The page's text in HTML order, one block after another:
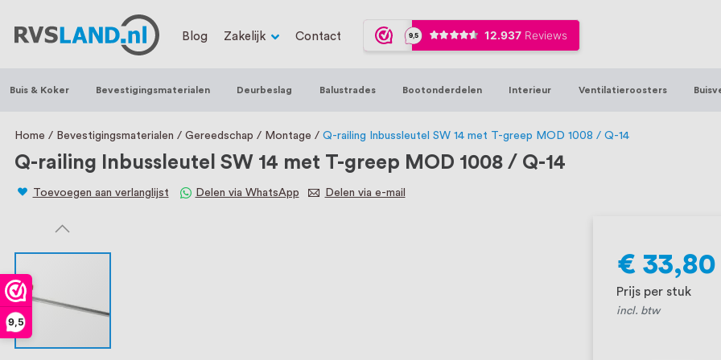
9,5
RVS Land is een écht familiebedrijf met bijna 20 jaar ervaring in RVS producten
trapleuningen, deurbeslag, ventilatieroosters en bouwbeslag. In onze webshop
een eigen werkplaats waar we RVS op maat produceren, geheel volgens jouw
staat persoonlijke service bij ons voorop, want we geloven dat een goede relatie
Blog Zakelijk Contact
Buis & Koker Bevestigingsmaterialen Deurbeslag Balustrades Bootonderdelen Interieur Ventilatieroosters
Home Bevestigingsmaterialen Gereedschap Montage Q-railing Inbussleutel SW 14 met T-greep MOD 1008 / Q-14
Q-railing Inbussleutel SW 14 met T-greep MOD 1008 / Q-14
Toevoegen aan verlanglijst Delen via WhatsApp Delen via e-mail
€ 33,80
Prijs per stuk
incl. btw